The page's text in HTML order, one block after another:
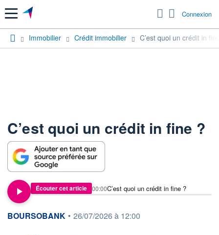
Menu Connexion
Immobilier Crédit immobilier C’est quoi un crédit in
C’est quoi un crédit in fine ?
Écouter cet article C’est quoi un crédit in fine ?
00:00
information fournie par
BOURSOBANK • 26/07/2026 à 12:00